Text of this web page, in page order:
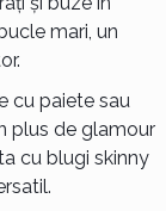
mari, un
cu paiete sau
plus de glamour
cu blugi skinny